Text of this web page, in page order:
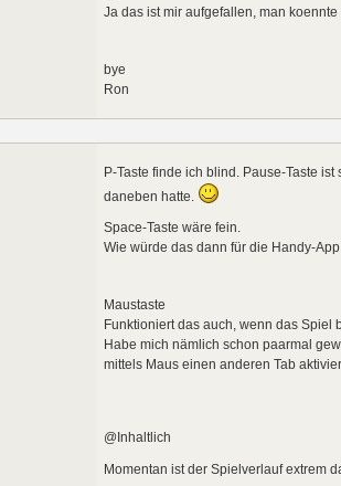
Ja das ist mir aufgefallen, man
bye
Ron
P-Taste finde ich blind. Pause-Taste
daneben hatte.
Space-Taste wäre fein.
Wie würde das dann für die Handy-
Maustaste
Funktioniert das auch, wenn das Spiel
Habe mich nämlich schon paarmal
mittels Maus einen anderen Tab
@Inhaltlich
Momentan ist der Spielverlauf extrem